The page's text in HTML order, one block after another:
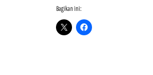
Bagikan ini: